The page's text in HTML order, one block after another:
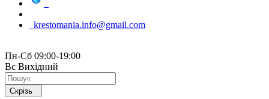
krestomania.info@gmail.com
Пн-Сб 09:00-19:00
Вс Вихідний
Скрізь